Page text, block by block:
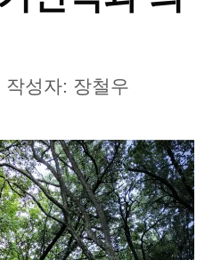
작성자: 장철우